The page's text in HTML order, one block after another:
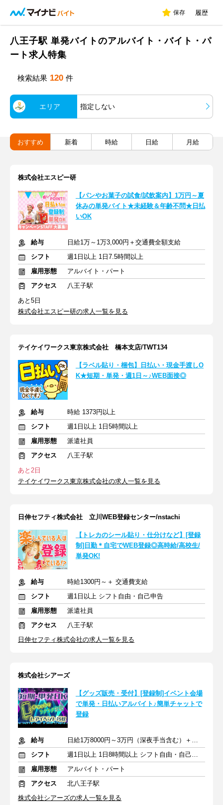
保存 履歴
八王子駅 単発バイトのアルバイト・バイト・パ
ート求人特集
検索結果 120 件
エリア 指定しない
おすすめ 新着 時給 日給 月給
株式会社エスピー研
【パンやお菓子の試食/試飲案内】1万円～夏
休みの単発バイト★未経験＆年齢不問★日払
いOK
給与
日給1万～1万3,000円＋交通費全額支給
シフト
週1日以上 1日7.5時間以上
雇用形態
アルバイト・パート
アクセス
八王子駅
あと5日
株式会社エスピー研の求人一覧を見る
テイケイワークス東京株式会社 橋本支店/TWT134
【ラベル貼り・梱包】日払い・現金手渡しO
K★短期・単発・週1日～♪WEB面接◎
給与
時給 1373円以上
シフト
週1日以上 1日5時間以上
雇用形態
派遣社員
アクセス
八王子駅
あと2日
テイケイワークス東京株式会社の求人一覧を見る
日伸セフティ株式会社 立川WEB登録センター/nstachi
【トレカのシール貼り・仕分けなど】[登録
制]日勤＊自宅でWEB登録◎高時給/高校生/
単発OK!
給与
時給1300円～＋ 交通費支給
シフト
週1日以上 シフト自由・自己申告
雇用形態
派遣社員
アクセス
八王子駅
日伸セフティ株式会社の求人一覧を見る
株式会社シアーズ
【グッズ販売・受付】[登録制]イベント会場
で単発・日払いアルバイト♪簡単チャットで
登録
給与
日給1万8000円～3万円（深夜手当含む）＋交通費
シフト
週1日以上 1日8時間以上 シフト自由・自己申告
雇用形態
アルバイト・パート
アクセス
北八王子駅
株式会社シアーズの求人一覧を見る